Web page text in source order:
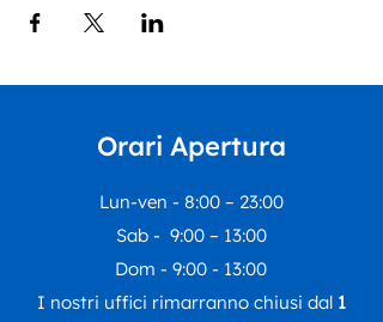
Orari Apertura
Lun-ven - 8:00 – 23:00
Sab - 9:00 – 13:00
Dom - 9:00 - 13:00
I nostri uffici rimarranno chiusi dal 1